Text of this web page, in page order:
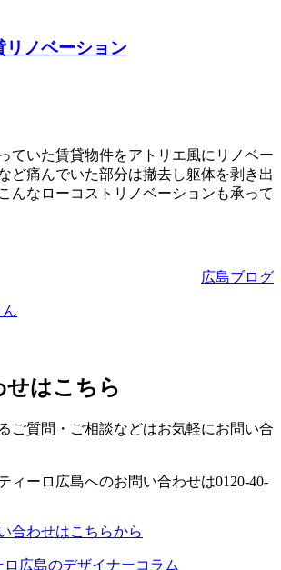
リノベーション
ていた賃貸物件をアトリエ風にリノベー
ど痛んでいた部分は撤去し躯体を剥き出
んなローコストリノベーションも承って
広島ブログ
ご質問・ご相談などはお気軽にお問い合